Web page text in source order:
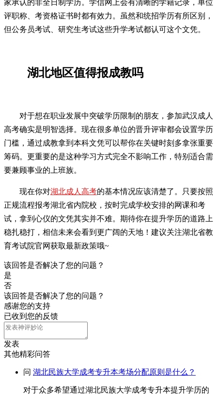
家承认的非全日制学历。学信网上会有清晰的学籍记录，单位
评职称、考资格证书时都有效力。虽然和统招学历有所区别，
但公务员考试、研究生考试这些升学考试都认可这个文凭。
湖北地区值得报成教吗
对于想在职业发展中突破学历限制的朋友，参加武汉成人
高考确实是明智选择。现在很多单位的晋升评审都会设置学历
门槛，通过成教拿到本科文凭可以帮你在关键时刻多拿张重要
筹码。更重要的是这种学习方式完全不影响工作，特别适合需
要兼顾事业的上班族。
现在你对湖北成人高考的基本情况应该清楚了。只要按照
正规流程报考湖北省内院校，按时完成学校安排的网课和考
试，拿到心仪的文凭其实并不难。期待你在提升学历的道路上
稳扎稳打，相信未来会看到更广阔的天地！建议关注湖北省教
育考试院官网获取最新政策哦~
该回答是否解决了您的问题？
是
否
该回答是否解决了您的问题？
感谢您的支持
已收到您的反馈
发表
其他精彩问答
问 湖北民族大学成考专升本考场分配原则是什么？
对于众多希望通过湖北民族大学成考专升本提升学历的